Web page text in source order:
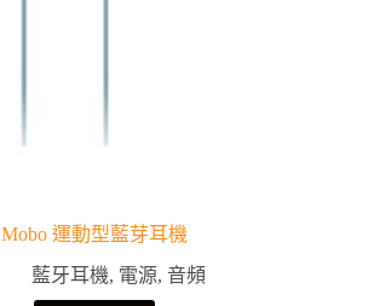
Mobo 運動型藍芽耳機
藍牙耳機, 電源, 音頻